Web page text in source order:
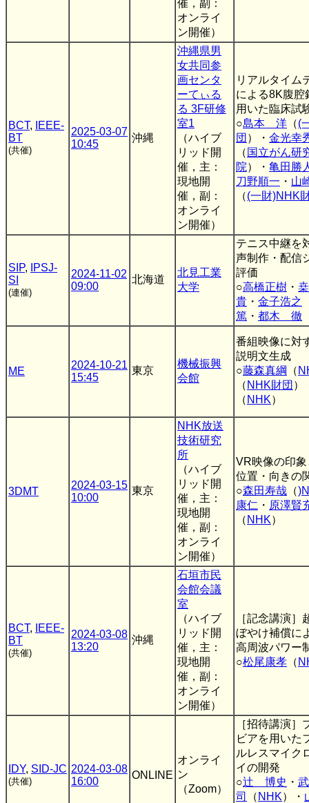
催，副：
オンライ
ン開催）
BCT,
IEEE-
BT
(共催)
2025-03-07
10:45
沖縄
沖縄県男
女共同参
画センタ
ーてぃる
る 3F研修
室1
（ハイブ
リッド開
催，主：
現地開
催，副：
オンライ
ン開催）
リアルタイム
による8K腹腔
用いた臨床試
○島本 洋 （(
団 ）・ 金光幸
（ 国立がん研
院）・ 亀田勝
刀野順一 ・ 山
（(一財)NHK
SIP,
IPSJ-
SI
(連催)
2024-11-02
09:00
北海道
北見工業
大学
テニス中継を
声制作・配信
評価
○高橋正樹 ・
貴 ・ 金子浩之
篤 ・ 都木 徹
ME
2024-10-21
15:45
東京
機械振興
会館
番組映像に対
説明文生成
○藤森真綱 （
（ NHK財団 ）
（ NHK）
3DMT
2024-03-15
10:00
東京
NHK放送
技術研究
所
（ハイブ
リッド開
催，主：
現地開
催，副：
オンライ
ン開催）
VR映像の印
位置・向きの
○森田寿哉 （
康仁 ・ 原澤賢
（ NHK）
BCT,
IEEE-
BT
(共催)
2024-03-08
13:20
沖縄
石垣市民
会館会議
室
（ハイブ
リッド開
催，主：
現地開
催，副：
オンライ
ン開催）
［記念講演］
ぼやけ補償に
高周波パワー
○松尾康孝 （
IDY, SID-JC
(共催)
2024-03-08
16:00
ONLINE
オンライ
ン
（Zoom）
［招待講演］
ビアを用いた
ルレスマイク
イの開発
○辻 博史 ・
司
（ NHK）・